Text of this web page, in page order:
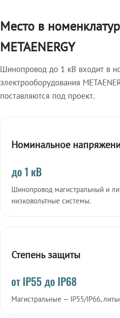
Место в
METAENERGY
Шинопровод до 1 кВ входит в
электрооборудования
поставляются под проект.
Номинальное
до 1 кВ
Шинопровод магистральный и
низковольтные системы.
Степень защиты
от IP55 до IP68
Магистральные — IP55/IP66,